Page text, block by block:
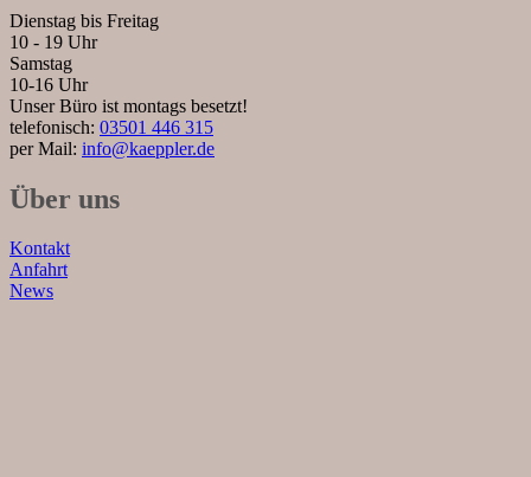
Dienstag bis Freitag
10 - 19 Uhr
Samstag
10-16 Uhr
Unser Büro ist montags besetzt!
telefonisch: 03501 446 315
per Mail: info@kaeppler.de
Über uns
Kontakt
Anfahrt
News